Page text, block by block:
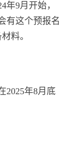
9月开始，
有这个预报名
料。
年8月底